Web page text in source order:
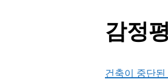
감정
건축이 중단